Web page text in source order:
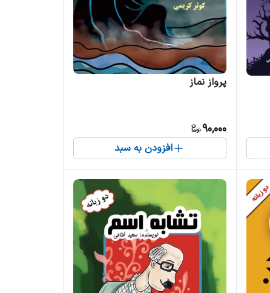
پرواز نماز
90,000
افزودن به سبد